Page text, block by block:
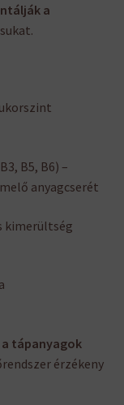
a
B5, B6) –
anyagcserét
kimerültség
tápanyagok
érzékeny